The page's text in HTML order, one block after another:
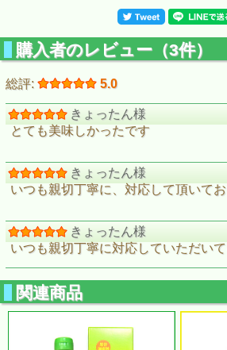
購入者のレビュー（3件）
総評: 5.0
きょったん様
とても美味しかったです
きょったん様
いつも親切丁寧に、対応して頂いて
きょったん様
いつも親切丁寧に対応していただいて
関連商品